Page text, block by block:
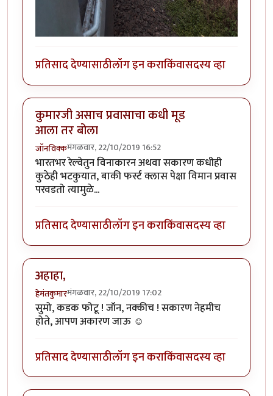
प्रतिसाद देण्यासाठीलॉग इन कराकिंवासदस्य व्हा
कुमारजी असाच प्रवासाचा कधी मूड
आला तर बोला
जॉनविक्कमंगळवार, 22/10/2019 16:52
भारतभर रेल्वेतुन विनाकारन अथवा सकारण कधीही
कुठेही भटकुयात, बाकी फर्स्ट क्लास पेक्षा विमान प्रवास
परवडतो त्यामुळे...
प्रतिसाद देण्यासाठीलॉग इन कराकिंवासदस्य व्हा
अहाहा,
हेमंतकुमारमंगळवार, 22/10/2019 17:02
सुमो, कडक फोटू ! जॉन, नक्कीच ! सकारण नेहमीच
होते, आपण अकारण जाऊ ☺️
प्रतिसाद देण्यासाठीलॉग इन कराकिंवासदस्य व्हा